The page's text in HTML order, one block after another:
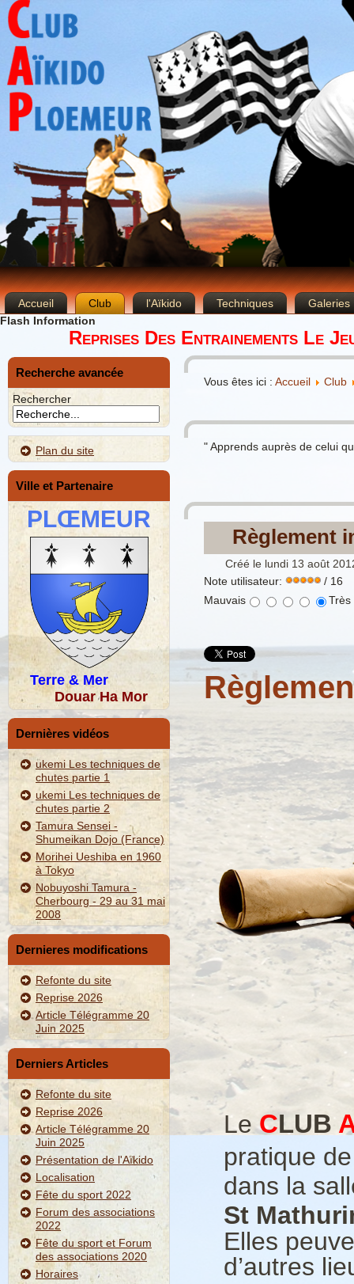
Accueil Club l'Aïkido Techniques
Galeries
Flash Information
Reprises Des Entrainements Le
Recherche avancée
Rechercher
Plan du site
Ville et Partenaire
PLŒMEUR
Terre & Mer
Douar Ha Mor
Dernières vidéos
ukemi Les techniques de
chutes partie 1
ukemi Les techniques de
chutes partie 2
Tamura Sensei -
Shumeikan Dojo (France)
Morihei Ueshiba en 1960
à Tokyo
Nobuyoshi Tamura -
Cherbourg - 29 au 31 mai
2008
Dernieres modifications
Refonte du site
Reprise 2026
Article Télégramme 20
Juin 2025
Derniers Articles
Refonte du site
Reprise 2026
Article Télégramme 20
Juin 2025
Présentation de l'Aïkido
Localisation
Fête du sport 2022
Forum des associations
2022
Fête du sport et Forum
des associations 2020
Horaires
Vous êtes ici : Accueil Club
" Apprends auprès de celui
Règlement
Créé le lundi 13 août
Note utilisateur:
/ 16
Mauvais
LeCLUB
pratique de
dans la
St
Elles
d’autres